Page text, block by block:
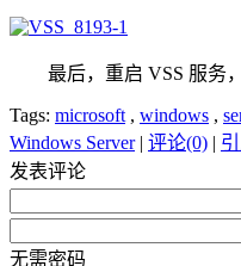
最后，重启 VSS 服务，
Tags: microsoft, windows ,
Windows Server| 评论(0) |
发表评论
无需密码